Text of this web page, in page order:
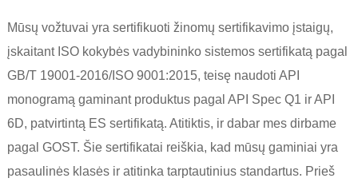
Mūsų vožtuvai yra sertifikuoti žinomų sertifikavimo įstaigų,
įskaitant ISO kokybės vadybininko sistemos sertifikatą pagal
GB/T 19001-2016/ISO 9001:2015, teisę naudoti API
monogramą gaminant produktus pagal API Spec Q1 ir API
6D, patvirtintą ES sertifikatą. Atitiktis, ir dabar mes dirbame
pagal GOST. Šie sertifikatai reiškia, kad mūsų gaminiai yra
pasaulinės klasės ir atitinka tarptautinius standartus. Prieš